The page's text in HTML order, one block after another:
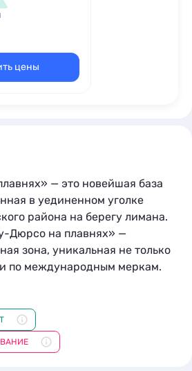
цены
— это новейшая база
в уединенном уголке
района на берегу лимана.
Дюрсо на плавнях» —
зона, уникальная не только
по международным меркам.
является природной
местом для отдыха